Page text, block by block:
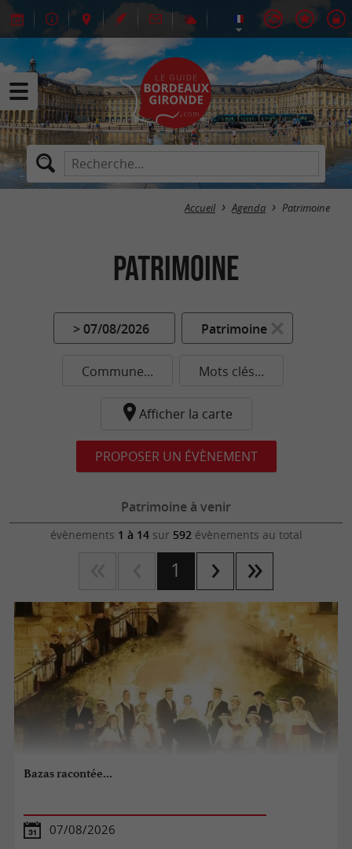
Accueil Agenda Patrimoine
Patrimoine
> 07/08/2026 Patrimoine
Commune... Mots clés...
Afficher la carte
PROPOSER UN ÉVÈNEMENT
Patrimoine à venir
évènements 1 à 14sur 592évènements au total
1
Bazas racontée...
07/08/2026